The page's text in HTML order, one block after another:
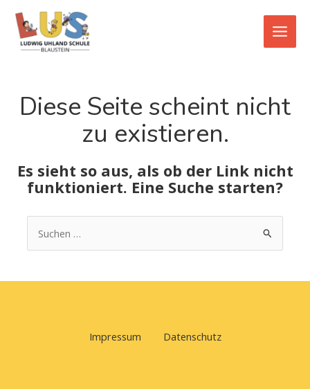
Inhalt
springen
Main
Diese Seite scheint nicht
zu existieren.
Es sieht so aus, als ob der Link nicht
funktioniert. Eine Suche starten?
Suchen
nach:
Impressum Datenschutz